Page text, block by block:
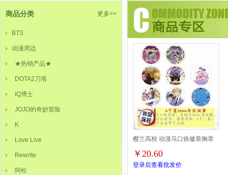
商品分类 更多>>
BTS
动漫周边
★热销产品★
DOTA2刀塔
IQ博士
JOJO的奇妙冒险
K
Love Live
Rewrite
阿松
樱兰高校 动漫马口铁徽章胸章
圆形布纹胸针 8款一套 58MM
￥20.60
登录后查看批发价